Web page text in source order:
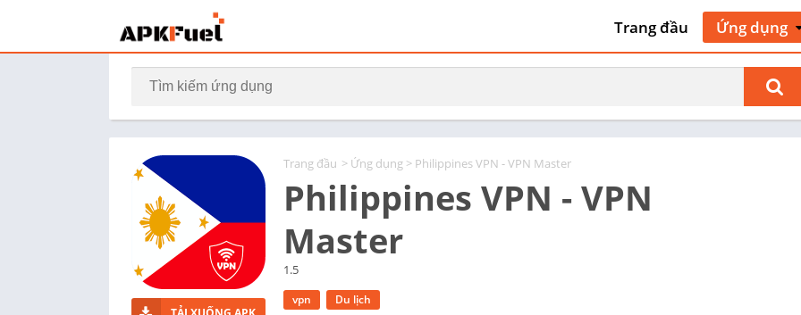
Trang đầu
Ứng dụng
Nghệ
kế
Giao
cộ
Làm đẹp
Trang đầu > Ứng dụng > Philippines VPN - VPN Master
Philippines VPN - VPN
Master
1.5
vpn
Du lịch